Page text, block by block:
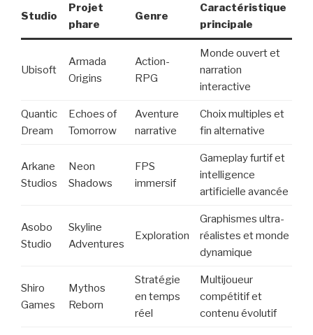
Studio
Projet
phare
Genre
Caractéristique
principale
Ubisoft
Armada
Origins
Action-
RPG
Monde ouvert et
narration
interactive
Quantic
Dream
Echoes of
Tomorrow
Aventure
narrative
Choix multiples et
fin alternative
Arkane
Studios
Neon
Shadows
FPS
immersif
Gameplay furtif et
intelligence
artificielle avancée
Asobo
Studio
Skyline
Adventures
Exploration
Graphismes ultra-
réalistes et monde
dynamique
Shiro
Games
Mythos
Reborn
Stratégie
en temps
réel
Multijoueur
compétitif et
contenu évolutif